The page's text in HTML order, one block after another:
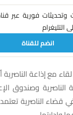
وتحديثات فورية عبر
التليغرام
انضم للقناة
مع إذاعة
الناصرية وصندوق
الناصرية تعتمد